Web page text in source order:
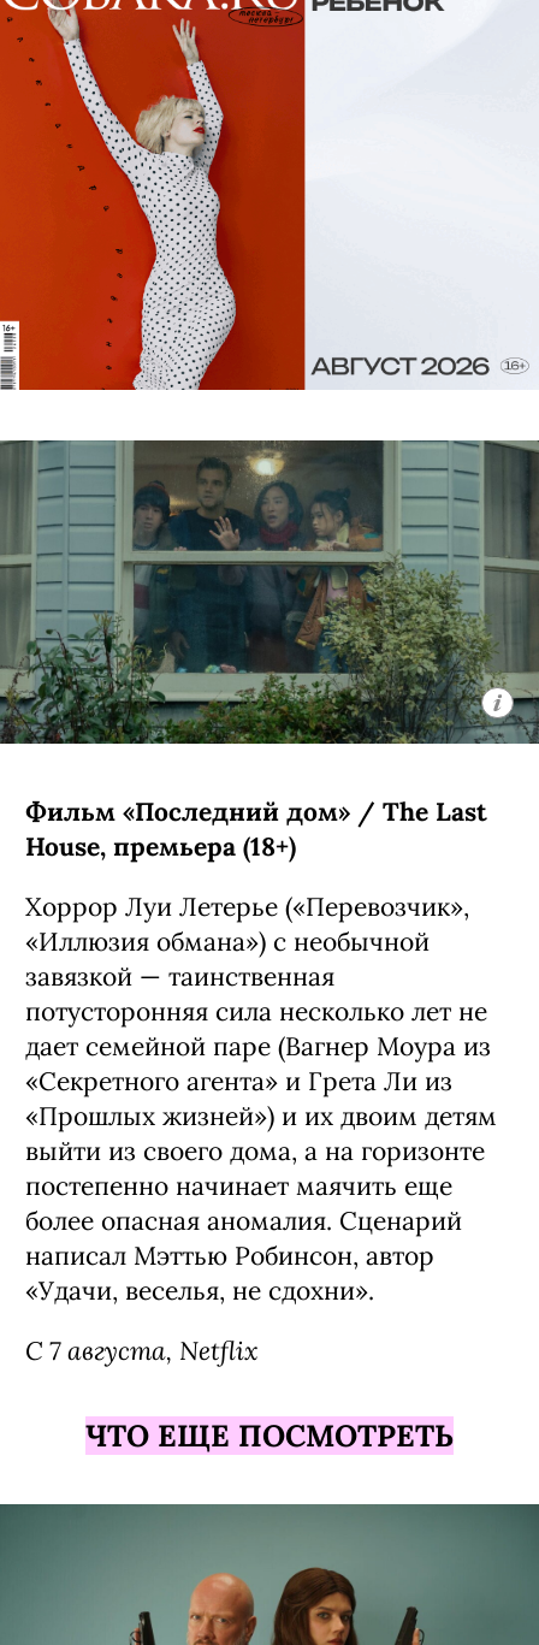
Фильм «Последний дом» / The Last
House, премьера (18+)
Хоррор Луи Летерье («Перевозчик»,
«Иллюзия обмана») с необычной
завязкой — таинственная
потусторонняя сила несколько лет не
дает семейной паре (Вагнер Моура из
«Секретного агента» и Грета Ли из
«Прошлых жизней») и их двоим детям
выйти из своего дома, а на горизонте
постепенно начинает маячить еще
более опасная аномалия. Сценарий
написал Мэттью Робинсон, автор
«Удачи, веселья, не сдохни».
С 7 августа, Netflix
ЧТО ЕЩЕ ПОСМОТРЕТЬ